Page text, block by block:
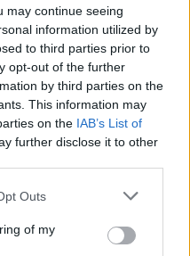
may continue seeing
information utilized by
to third parties prior to
opt-out of the further
by third parties on the
This information may
on the IAB’s List of
further disclose it to other
Outs
of my
γίνονται πιο
στην ηλεκτροδότηση
των